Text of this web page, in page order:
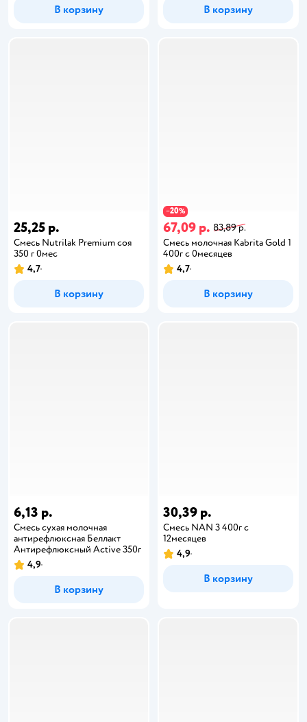
В корзину В корзину
25,25 р.
Смесь Nutrilak Premium соя
350 г 0мес
4,7
В корзину
−20%
67,09 р. 83,89 р.
Смесь молочная Kabrita Gold 1
400г с 0месяцев
4,7
В корзину
6,13 р.
Смесь сухая молочная
антирефлюксная Беллакт
Антирефлюксный Active 350г
4,9
В корзину
30,39 р.
Смесь NAN 3 400г с
12месяцев
4,9
В корзину